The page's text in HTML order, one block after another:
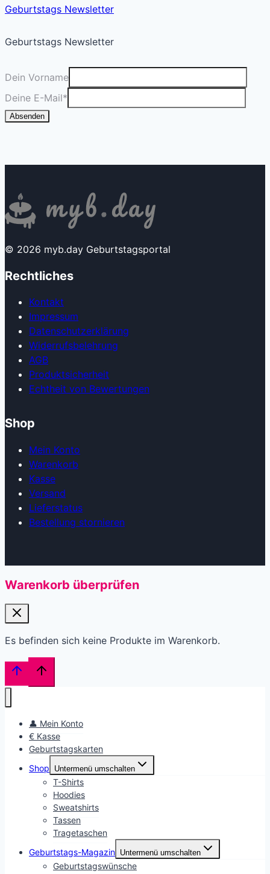
Geburtstags Newsletter
Geburtstags Newsletter
Dein Vorname
Deine E-Mail*
Absenden
© 2026 myb.day Geburtstagsportal
Rechtliches
Kontakt
Impressum
Datenschutzerklärung
Widerrufsbelehrung
AGB
Produkt­sicherheit
Echtheit von Bewertungen
Shop
Mein Konto
Warenkorb
Kasse
Versand
Lieferstatus
Bestellung stornieren
Warenkorb überprüfen
Es befinden sich keine Produkte im Warenkorb.
👤 Mein Konto
€ Kasse
Geburtstagskarten
Shop
Untermenü umschalten
T-Shirts
Hoodies
Sweatshirts
Tassen
Tragetaschen
Geburtstags-Magazin Untermenü umschalten
Geburtstagswünsche